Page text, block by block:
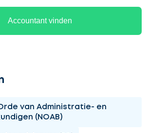
Accountant vinden
van Administratie- en
(NOAB)